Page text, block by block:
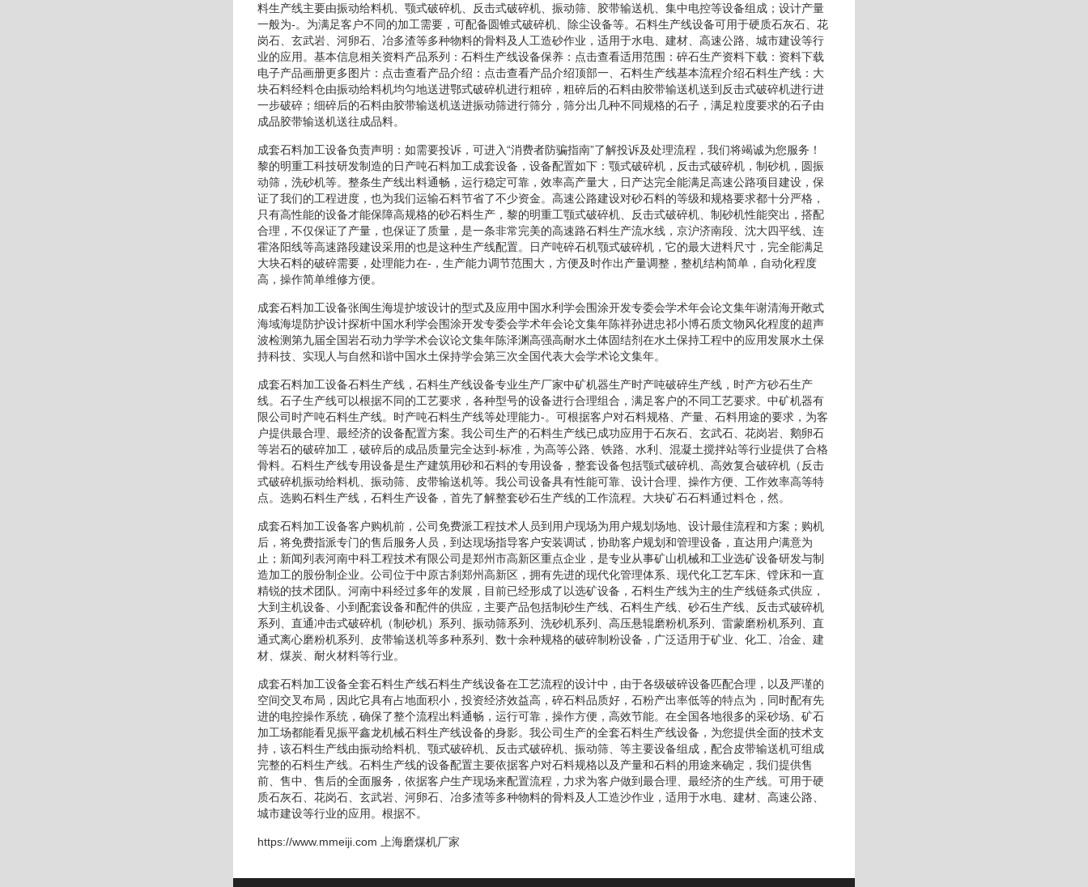
料生产线主要由振动给料机、颚式破碎机、反击式破碎机、振动筛、胶带输送机、集中电控等设备组成；设计产量
一般为-。为满足客户不同的加工需要，可配备圆锥式破碎机、除尘设备等。石料生产线设备可用于硬质石灰石、花
岗石、玄武岩、河卵石、冶多渣等多种物料的骨料及人工造砂作业，适用于水电、建材、高速公路、城市建设等行
业的应用。基本信息相关资料产品系列：石料生产线设备保养：点击查看适用范围：碎石生产资料下载：资料下载
电子产品画册更多图片：点击查看产品介绍：点击查看产品介绍顶部一、石料生产线基本流程介绍石料生产线：大
块石料经料仓由振动给料机均匀地送进鄂式破碎机进行粗碎，粗碎后的石料由胶带输送机送到反击式破碎机进行进
一步破碎；细碎后的石料由胶带输送机送进振动筛进行筛分，筛分出几种不同规格的石子，满足粒度要求的石子由
成品胶带输送机送往成品料。
成套石料加工设备负责声明：如需要投诉，可进入“消费者防骗指南”了解投诉及处理流程，我们将竭诚为您服务！
黎的明重工科技研发制造的日产吨石料加工成套设备，设备配置如下：颚式破碎机，反击式破碎机，制砂机，圆振
动筛，洗砂机等。整条生产线出料通畅，运行稳定可靠，效率高产量大，日产达完全能满足高速公路项目建设，保
证了我们的工程进度，也为我们运输石料节省了不少资金。高速公路建设对砂石料的等级和规格要求都十分严格，
只有高性能的设备才能保障高规格的砂石料生产，黎的明重工颚式破碎机、反击式破碎机、制砂机性能突出，搭配
合理，不仅保证了产量，也保证了质量，是一条非常完美的高速路石料生产流水线，京沪济南段、沈大四平线、连
霍洛阳线等高速路段建设采用的也是这种生产线配置。日产吨碎石机颚式破碎机，它的最大进料尺寸，完全能满足
大块石料的破碎需要，处理能力在-，生产能力调节范围大，方便及时作出产量调整，整机结构简单，自动化程度
高，操作简单维修方便。
成套石料加工设备张闽生海堤护坡设计的型式及应用中国水利学会围涂开发专委会学术年会论文集年谢清海开敞式
海域海堤防护设计探析中国水利学会围涂开发专委会学术年会论文集年陈祥孙进忠祁小博石质文物风化程度的超声
波检测第九届全国岩石动力学学术会议论文集年陈泽渊高强高耐水土体固结剂在水土保持工程中的应用发展水土保
持科技、实现人与自然和谐中国水土保持学会第三次全国代表大会学术论文集年。
成套石料加工设备石料生产线，石料生产线设备专业生产厂家中矿机器生产时产吨破碎生产线，时产方砂石生产
线。石子生产线可以根据不同的工艺要求，各种型号的设备进行合理组合，满足客户的不同工艺要求。中矿机器有
限公司时产吨石料生产线。时产吨石料生产线等处理能力-。可根据客户对石料规格、产量、石料用途的要求，为客
户提供最合理、最经济的设备配置方案。我公司生产的石料生产线已成功应用于石灰石、玄武石、花岗岩、鹅卵石
等岩石的破碎加工，破碎后的成品质量完全达到-标准，为高等公路、铁路、水利、混凝土搅拌站等行业提供了合格
骨料。石料生产线专用设备是生产建筑用砂和石料的专用设备，整套设备包括颚式破碎机、高效复合破碎机（反击
式破碎机振动给料机、振动筛、皮带输送机等。我公司设备具有性能可靠、设计合理、操作方便、工作效率高等特
点。选购石料生产线，石料生产设备，首先了解整套砂石生产线的工作流程。大块矿石石料通过料仓，然。
成套石料加工设备客户购机前，公司免费派工程技术人员到用户现场为用户规划场地、设计最佳流程和方案；购机
后，将免费指派专门的售后服务人员，到达现场指导客户安装调试，协助客户规划和管理设备，直达用户满意为
止；新闻列表河南中科工程技术有限公司是郑州市高新区重点企业，是专业从事矿山机械和工业选矿设备研发与制
造加工的股份制企业。公司位于中原古刹郑州高新区，拥有先进的现代化管理体系、现代化工艺车床、镗床和一直
精锐的技术团队。河南中科经过多年的发展，目前已经形成了以选矿设备，石料生产线为主的生产线链条式供应，
大到主机设备、小到配套设备和配件的供应，主要产品包括制砂生产线、石料生产线、砂石生产线、反击式破碎机
系列、直通冲击式破碎机（制砂机）系列、振动筛系列、洗砂机系列、高压悬辊磨粉机系列、雷蒙磨粉机系列、直
通式离心磨粉机系列、皮带输送机等多种系列、数十余种规格的破碎制粉设备，广泛适用于矿业、化工、冶金、建
材、煤炭、耐火材料等行业。
成套石料加工设备全套石料生产线石料生产线设备在工艺流程的设计中，由于各级破碎设备匹配合理，以及严谨的
空间交叉布局，因此它具有占地面积小，投资经济效益高，碎石料品质好，石粉产出率低等的特点为，同时配有先
进的电控操作系统，确保了整个流程出料通畅，运行可靠，操作方便，高效节能。在全国各地很多的采砂场、矿石
加工场都能看见振平鑫龙机械石料生产线设备的身影。我公司生产的全套石料生产线设备，为您提供全面的技术支
持，该石料生产线由振动给料机、颚式破碎机、反击式破碎机、振动筛、等主要设备组成，配合皮带输送机可组成
完整的石料生产线。石料生产线的设备配置主要依据客户对石料规格以及产量和石料的用途来确定，我们提供售
前、售中、售后的全面服务，依据客户生产现场来配置流程，力求为客户做到最合理、最经济的生产线。可用于硬
质石灰石、花岗石、玄武岩、河卵石、冶多渣等多种物料的骨料及人工造沙作业，适用于水电、建材、高速公路、
城市建设等行业的应用。根据不。
https://www.mmeiji.com 上海磨煤机厂家